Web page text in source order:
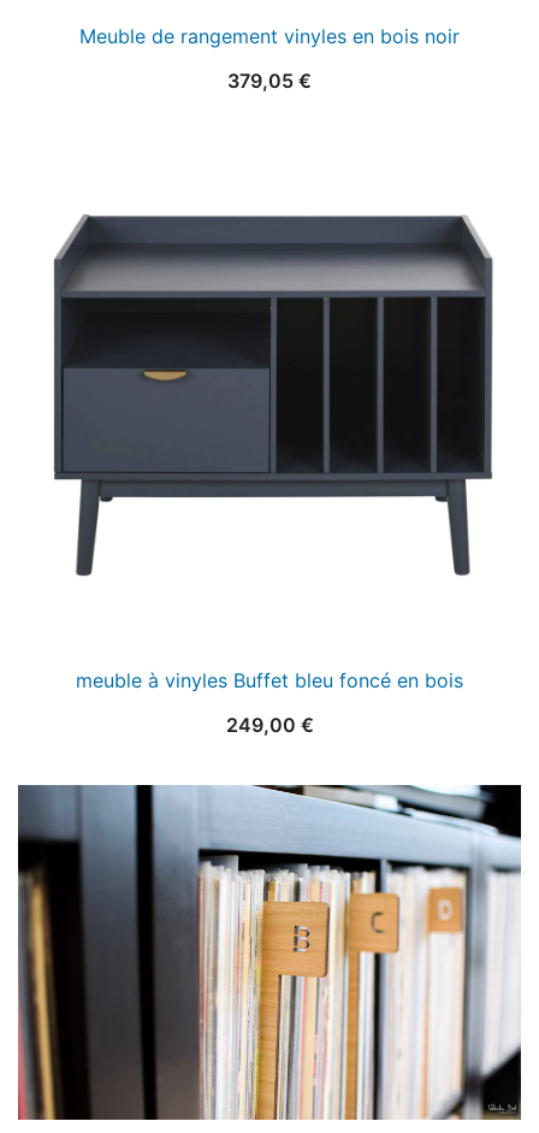
Meuble de rangement vinyles en bois noir
379,05 €
meuble à vinyles Buffet bleu foncé en bois
249,00 €